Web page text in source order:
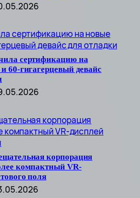
сертификацию на
60-гигагерцевый девайс
корпорация
компактный VR-
поля